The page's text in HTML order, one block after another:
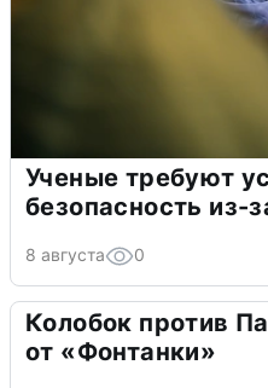
Ученые требуют
безопасность из-
8 августа 0
Колобок против
от «Фонтанки»